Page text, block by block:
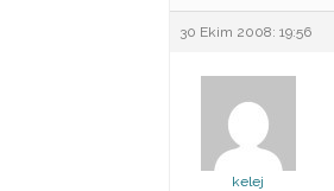
30 Ekim 2008: 19:56
kelej